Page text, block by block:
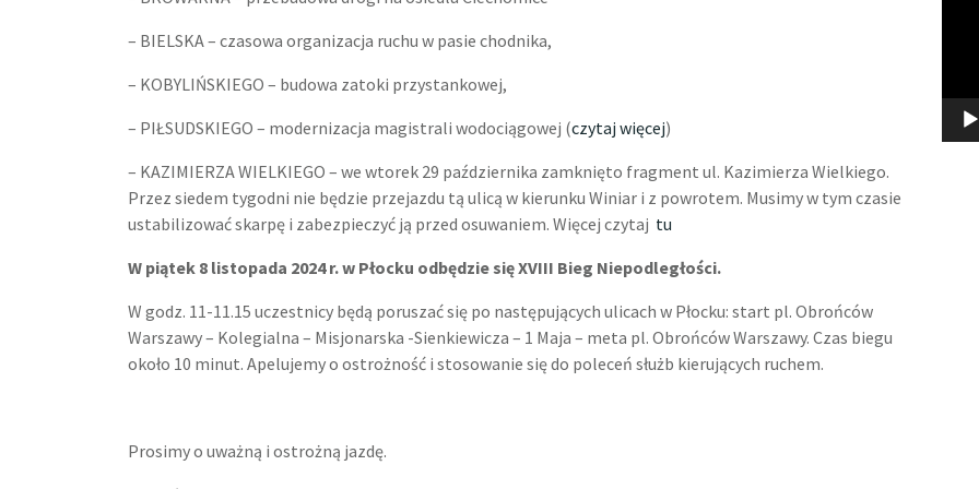
– BIELSKA – czasowa organizacja ruchu w pasie chodnika,
– KOBYLIŃSKIEGO – budowa zatoki przystankowej,
– PIŁSUDSKIEGO – modernizacja magistrali wodociągowej (czytaj więcej)
– KAZIMIERZA WIELKIEGO – we wtorek 29 października zamknięto fragment ul. Kazimierza Wielkiego.
Przez siedem tygodni nie będzie przejazdu tą ulicą w kierunku Winiar i z powrotem. Musimy w tym czasie
ustabilizować skarpę i zabezpieczyć ją przed osuwaniem. Więcej czytaj tu
W piątek 8 listopada 2024 r. w Płocku odbędzie się XVIII Bieg Niepodległości.
W godz. 11-11.15 uczestnicy będą poruszać się po następujących ulicach w Płocku: start pl. Obrońców
Warszawy – Kolegialna – Misjonarska -Sienkiewicza – 1 Maja – meta pl. Obrońców Warszawy. Czas biegu
około 10 minut. Apelujemy o ostrożność i stosowanie się do poleceń służb kierujących ruchem.
Prosimy o uważną i ostrożną jazdę.